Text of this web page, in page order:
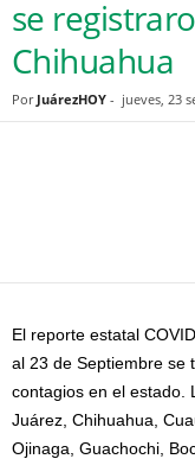
se
Chihuahua
Por JuárezHOY - jueves, 23
El reporte estatal
al 23 de Septiembre se
contagios en el estado.
Juárez, Chihuahua,
Ojinaga, Guachochi,